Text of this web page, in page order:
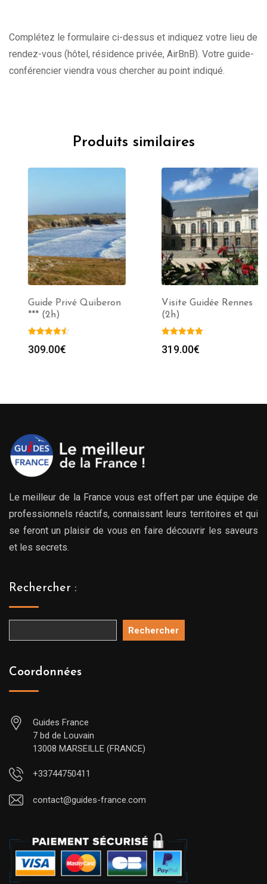
Complétez le formulaire ci-dessus et indiquez votre lieu de
rendez-vous (hôtel, résidence privée, AirBnB). Votre guide-
conférencier viendra vous chercher au point indiqué.
Produits similaires
Guide Privé Quiberon
*** (2h)
309.00€
Visite Guidée Rennes
(2h)
319.00€
Le meilleur de la France vous est offert par une équipe de
professionnels réactifs, connaissant leurs territoires et qui
se feront un plaisir de vous en faire découvrir les saveurs
et les secrets.
Rechercher :
Rechercher
Coordonnées
Guides France
7 bd de Louvain
13008 MARSEILLE (FRANCE)
+33744750411
contact@guides-france.com